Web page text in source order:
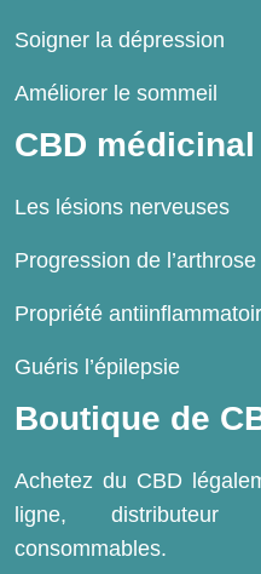
Soigner la dépression
Améliorer le sommeil
CBD médicinal
Les lésions nerveuses
Progression de l’arthrose
Propriété
Guéris l’épilepsie
Boutique de
Achetez du CBD
ligne, distributeur
consommables.